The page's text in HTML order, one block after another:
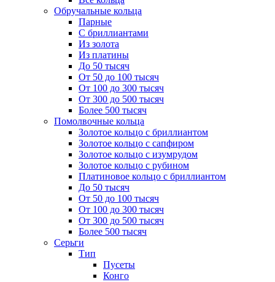
Обручальные кольца
Парные
С бриллиантами
Из золота
Из платины
До 50 тысяч
От 50 до 100 тысяч
От 100 до 300 тысяч
От 300 до 500 тысяч
Более 500 тысяч
Помолвочные кольца
Золотое кольцо с бриллиантом
Золотое кольцо с сапфиром
Золотое кольцо с изумрудом
Золотое кольцо с рубином
Платиновое кольцо с бриллиантом
До 50 тысяч
От 50 до 100 тысяч
От 100 до 300 тысяч
От 300 до 500 тысяч
Более 500 тысяч
Серьги
Тип
Пусеты
Конго